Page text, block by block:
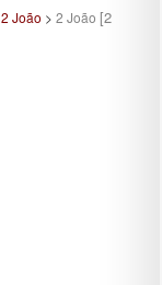
2 João > 2 João [2